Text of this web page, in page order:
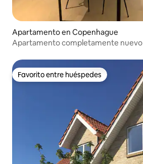
Apartamento en Copenhague
Apartamento completamente nuevo
Favorito entre huéspedes
Favorito entre huéspedes